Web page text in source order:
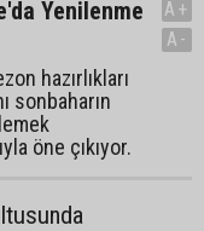
Yenilenme
hazırlıkları
sonbaharın
öne çıkıyor.
A+
A-